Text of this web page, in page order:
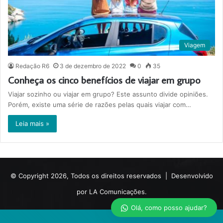
Viagem
Redação R6 3 de dezembro de 2022 0 35
Conheça os cinco benefícios de viajar em grupo
Viajar sozinho ou viajar em grupo? Este assunto divide opiniões.
Porém, existe uma série de razões pelas quais viajar com…
Leia mais »
© Copyright 2026, Todos os direitos reservados | Desenvolvido
por LA Comunicações.
Olá, como posso ajudar?